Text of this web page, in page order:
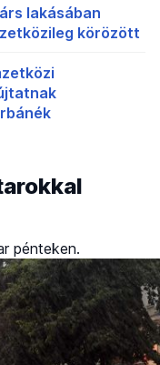
lakásában
körözött
pénteken.